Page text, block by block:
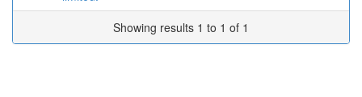
Showing results 1 to 1 of 1